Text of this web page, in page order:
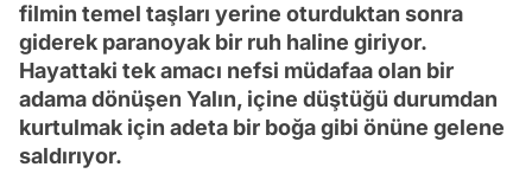
filmin temel taşları yerine oturduktan sonra
giderek paranoyak bir ruh haline giriyor.
Hayattaki tek amacı nefsi müdafaa olan bir
adama dönüşen Yalın, içine düştüğü durumdan
kurtulmak için adeta bir boğa gibi önüne gelene
saldırıyor.